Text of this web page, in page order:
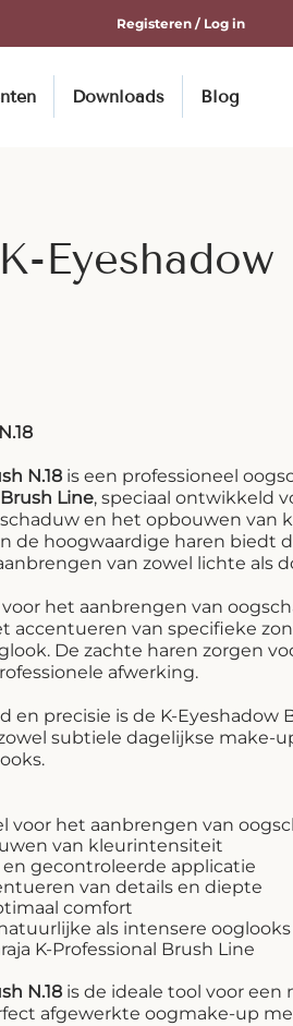
Registeren / Log in
Downloads Blog
Eyeshadow
N.18is een professioneel
Line, speciaal ontwikkeld
en het opbouwen van
de hoogwaardige haren biedt
van zowel lichte als
het aanbrengen van
accentueren van specifieke
De zachte haren zorgen
afwerking.
en precisie is de K-Eyeshadow
subtiele dagelijkse make-
voor het aanbrengen van
van kleurintensiteit
gecontroleerde applicatie
van details en diepte
comfort
als intensere ooglooks
K-Professional Brush Line
N.18is de ideale tool voor een
afgewerkte oogmake-up